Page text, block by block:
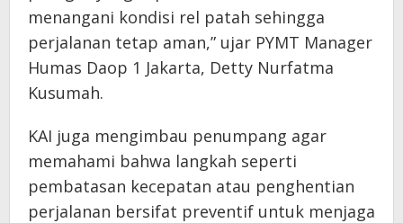
menangani kondisi rel patah sehingga
perjalanan tetap aman,” ujar PYMT Manager
Humas Daop 1 Jakarta, Detty Nurfatma
Kusumah.
KAI juga mengimbau penumpang agar
memahami bahwa langkah seperti
pembatasan kecepatan atau penghentian
perjalanan bersifat preventif untuk menjaga